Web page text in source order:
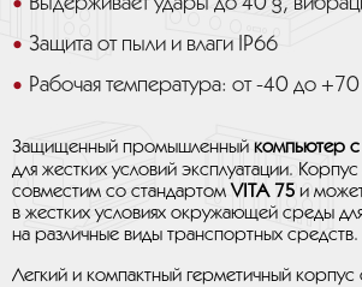
Защита от пыли и влаги IP66
Рабочая температура: от -40 до +70
Защищенный промышленный компьютер
для жестких условий эксплуатации. Корпус
совместим со стандартом VITA 75 и
в жестких условиях окружающей среды
на различные виды транспортных средств.
Легкий и компактный герметичный корпус